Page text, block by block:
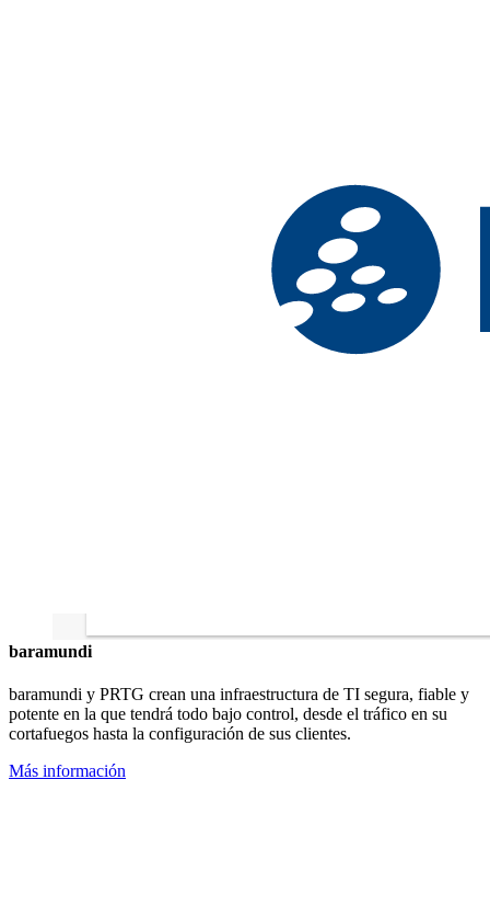
baramundi
baramundi y PRTG crean una infraestructura de TI segura, fiable y
potente en la que tendrá todo bajo control, desde el tráfico en su
cortafuegos hasta la configuración de sus clientes.
Más información